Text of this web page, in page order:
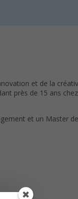
et de la
près de 15 ans
et un Master